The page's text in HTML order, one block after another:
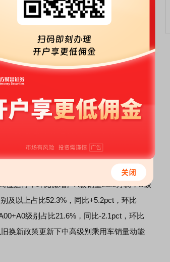
环比+8.0pct。
环比微增，A级新能源乘用车零售销量占
位运行，环比微增。A级销量23.0万辆，B级
及以上占比52.3%，同比+5.2pct，环比
级别占比21.6%，同比-2.1pct，环比
换新政策更新下中高级别乘用车销量动能